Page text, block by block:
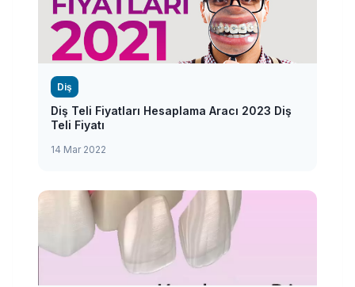
Diş
Diş Teli Fiyatları Hesaplama Aracı 2023 Diş
Teli Fiyatı
14 Mar 2022